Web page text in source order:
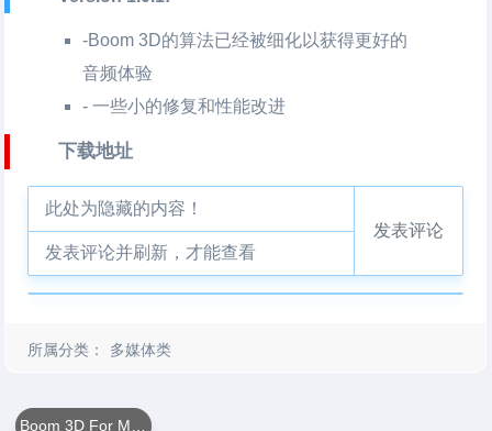
-Boom 3D的算法已经被细化以获得更好的
音频体验
- 一些小的修复和性能改进
下载地址
此处为隐藏的内容！
发表评论并刷新，才能查看
发表评论
所属分类： 多媒体类